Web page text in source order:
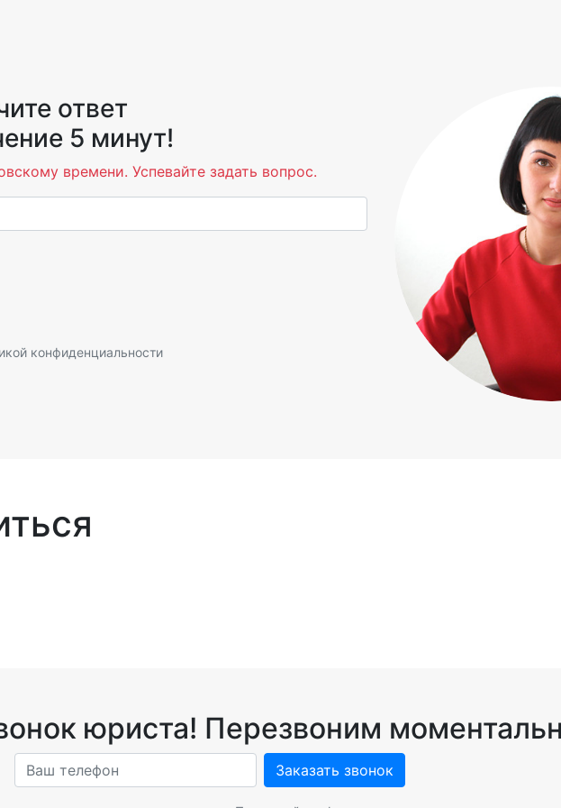
ответ
5 минут!
времени. Успевайте задать вопрос.
конфиденциальности
юриста! Перезвоним
Заказать звонок